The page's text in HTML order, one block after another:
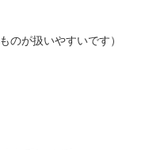
のが扱いやすいです）